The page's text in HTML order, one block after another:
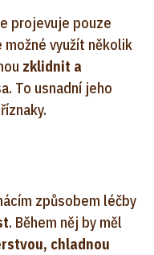
projevuje pouze
možné využít několik
zklidnit a
To usnadní jeho
způsobem léčby
. Během něj by měl
chladnou